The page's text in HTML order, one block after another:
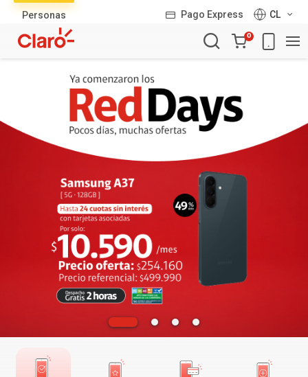
Personas Pago Express
CL
Carro
de
0
productos